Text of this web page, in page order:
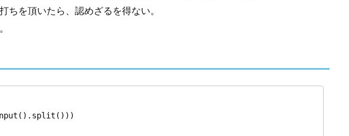
ちを頂いたら、認めざるを得ない。